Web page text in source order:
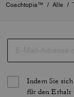
Coachtopia™ / Alle /
Indem Sie
für den Erhalt